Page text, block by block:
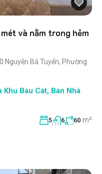
và nằm trong hẻm
Nguyễn Bá Tuyển, Phường
Khu Bàu Cát, Bán Nhà
5 6 60 m²